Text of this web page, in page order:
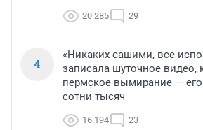
20 285 29
4
«Никаких сашими, все
записала шуточное видео,
пермское вымирание —
сотни тысяч
16 194 23